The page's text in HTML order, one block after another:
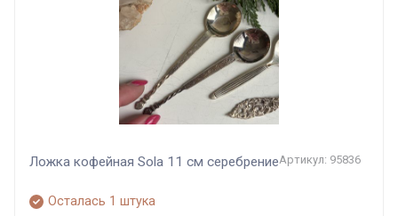
Ложка кофейная Sola 11 см серебрениеАртикул: 95836
Осталась 1 штука